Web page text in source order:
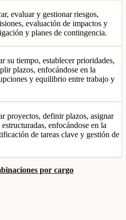
evaluar y gestionar riesgos,
evaluación de impactos y
y planes de contingencia.
su tiempo, establecer prioridades,
plazos, enfocándose en la
y equilibrio entre trabajo y
proyectos, definir plazos, asignar
enfocándose en la
de tareas clave y gestión de
por cargo